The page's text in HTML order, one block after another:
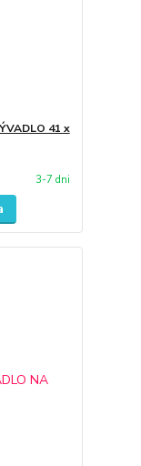
41 x
3-7 dni